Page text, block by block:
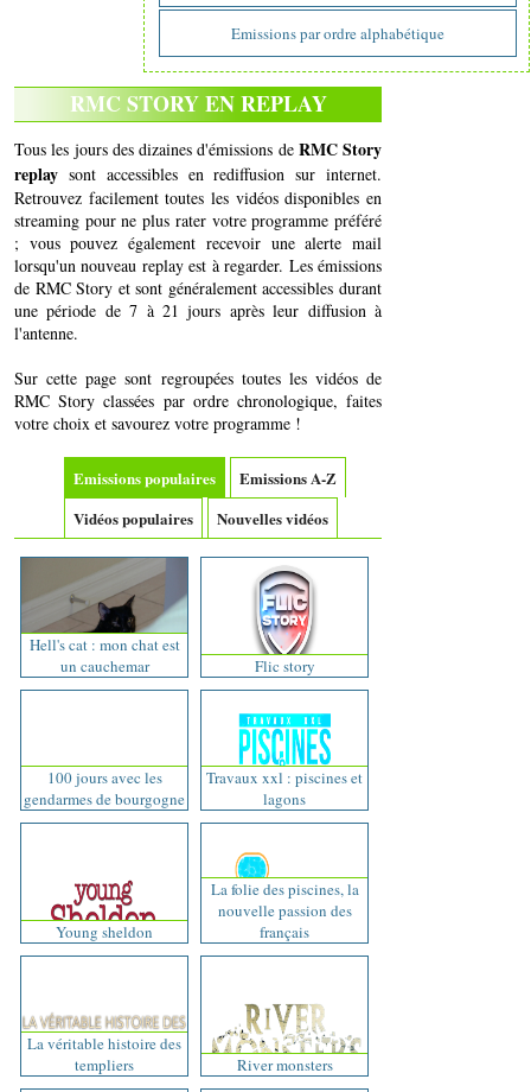
Emissions par ordre alphabétique
RMC STORY EN REPLAY
Tous les jours des dizaines d'émissions de RMC Story
replay sont accessibles en rediffusion sur internet.
Retrouvez facilement toutes les vidéos disponibles en
streaming pour ne plus rater votre programme préféré
; vous pouvez également recevoir une alerte mail
lorsqu'un nouveau replay est à regarder. Les émissions
de RMC Story et sont généralement accessibles durant
une période de 7 à 21 jours après leur diffusion à
l'antenne.
Sur cette page sont regroupées toutes les vidéos de
RMC Story classées par ordre chronologique, faites
votre choix et savourez votre programme !
Emissions populaires
Emissions A-Z
Vidéos populaires
Nouvelles vidéos
Hell's cat : mon chat est
un cauchemar
Flic story
100 jours avec les
gendarmes de bourgogne
Travaux xxl : piscines et
lagons
Young sheldon
La folie des piscines, la
nouvelle passion des
français
La véritable histoire des
templiers
River monsters